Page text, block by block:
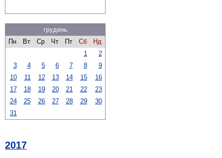
грудень
Пн
Вт Ср Чт Пт Сб
Нд
1
2
3
4 5 6 7 8
9
10
11 12 13 14 15
16
17
18 19 20 21 22
23
24
25 26 27 28 29
30
31
2017